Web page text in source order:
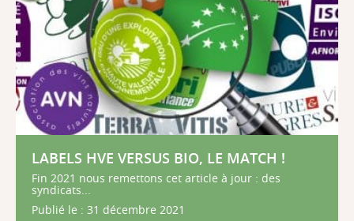
LABELS HVE VERSUS BIO, LE MATCH !
Fin 2021 nous remettons cet article à jour : des
syndicats...
Publié le : 31 décembre 2021